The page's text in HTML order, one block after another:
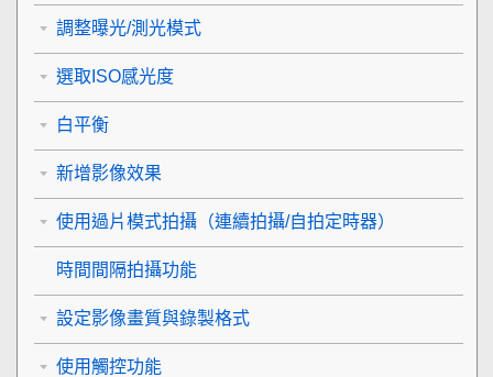
調整曝光/測光模式
選取ISO感光度
白平衡
新增影像效果
使用過片模式拍攝（連續拍攝/自拍定時器）
時間間隔拍攝功能
設定影像畫質與錄製格式
使用觸控功能